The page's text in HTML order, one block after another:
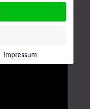
Impressum